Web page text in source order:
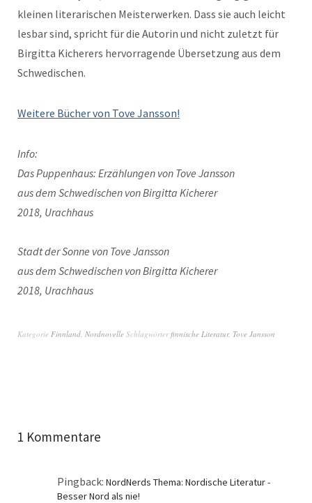
kleinen lit­er­arischen Meis­ter­w­erken. Dass sie auch leicht
les­bar sind, spricht für die Autorin und nicht zulet­zt für
Bir­git­ta Kicher­ers her­vor­ra­gende Über­set­zung aus dem
Schwedischen.
Weit­ere Büch­er von Tove Jansson!
Info:
Das Pup­pen­haus: Erzäh­lun­gen von Tove Jans­son
aus dem Schwedis­chen von Bir­git­ta Kicher­er
2018, Urach­haus
Stadt der Sonne von Tove Jans­son
aus dem Schwedis­chen von Bir­git­ta Kicher­er
2018, Urach­haus
Kategorie Finnland Nordnovelle Schlagwörter finnische Literatur, Tove Jansson
1 Kommentare
Pingback: NordNerds Thema: Nordische Literatur -
Besser Nord als nie!